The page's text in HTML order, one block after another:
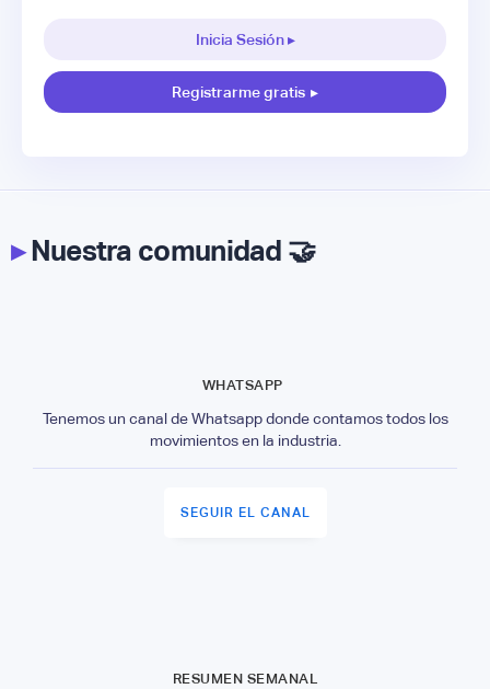
Inicia Sesión ▸
Registrarme gratis ▸
▸Nuestra comunidad 🤝
WHATSAPP
Tenemos un canal de Whatsapp donde contamos todos los
movimientos en la industria.
SEGUIR EL CANAL
RESUMEN SEMANAL